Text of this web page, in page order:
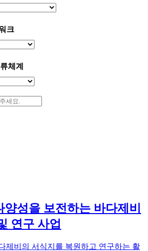
크
체계
성을 보전하는 바다제비
연구 사업
제비의 서식지를 복원하고 연구하는 활